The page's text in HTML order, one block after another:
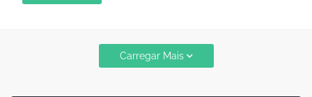
Carregar Mais